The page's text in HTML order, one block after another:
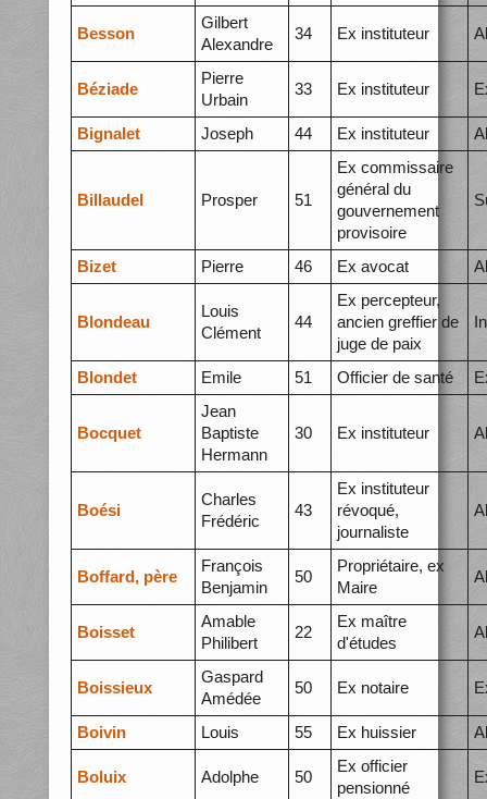
Besson
Gilbert
Alexandre
34 Ex instituteur
Béziade
Pierre
Urbain
33 Ex instituteur
Bignalet Joseph 44 Ex instituteur
Billaudel Prosper 51
Ex commissaire
général du
gouvernement
provisoire
Bizet Pierre 46 Ex avocat
Blondeau
Louis
Clément
44
Ex percepteur,
ancien greffier de
juge de paix
Blondet Emile 51 Officier de santé
Bocquet
Jean
Baptiste
Hermann
30 Ex instituteur
Boési
Charles
Frédéric
43
Ex instituteur
révoqué,
journaliste
Boffard, père
François
Benjamin
50
Propriétaire, ex
Maire
Boisset
Amable
Philibert
22
Ex maître
d'études
Boissieux
Gaspard
Amédée
50 Ex notaire
Boivin Louis 55 Ex huissier
Boluix Adolphe 50
Ex officier
pensionné